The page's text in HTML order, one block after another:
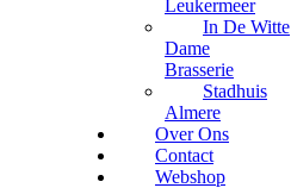
Leukermeer
In De Witte
Dame
Brasserie
Stadhuis
Almere
Over Ons
Contact
Webshop